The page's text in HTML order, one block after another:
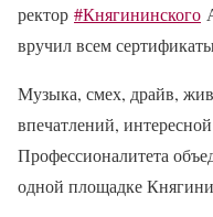
ректор #Княгининского
вручил всем
Музыка, смех, драйв,
впечатлений,
Профессионалитета
одной площадке